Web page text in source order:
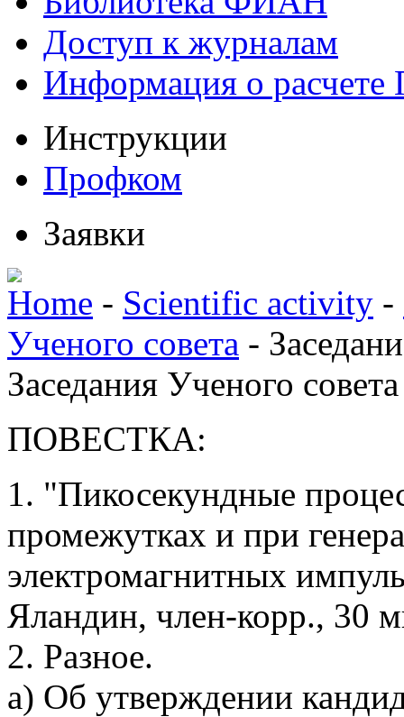
Доступ к журналам
Информация о
Инструкции
Профком
Заявки
Home - Scientific activity -
Ученого совета -
Заседания Ученого
ПОВЕСТКА:
1. "Пикосекундные
промежутках и при
электромагнитных
Яландин, член-корр., 30
2. Разное.
а) Об утверждении